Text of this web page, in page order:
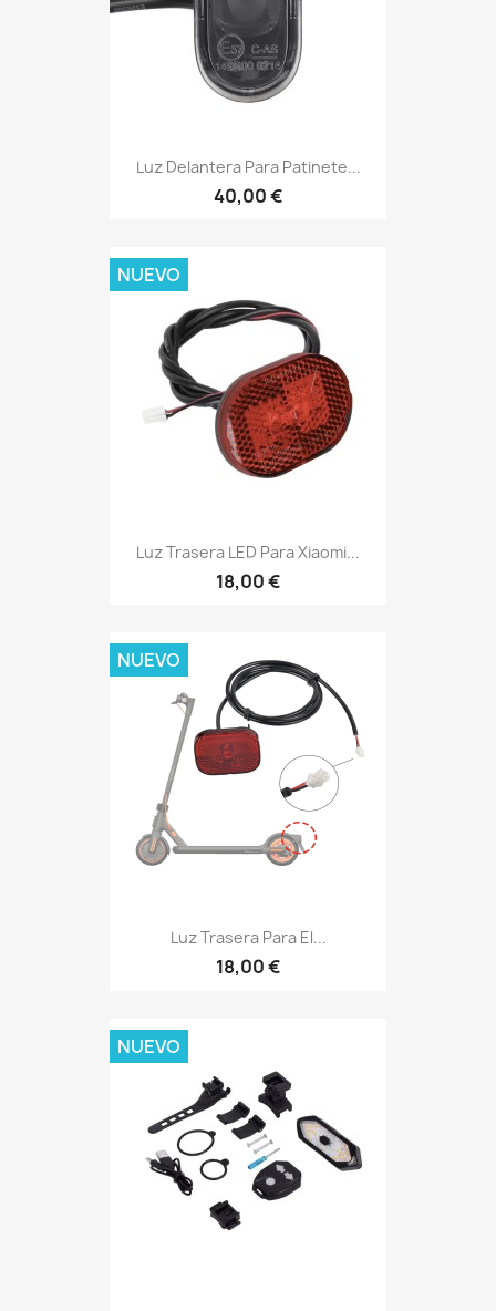
Luz Delantera Para Patinete...
40,00 €
Luz Trasera LED Para Xiaomi...
18,00 €
NUEVO
Luz Trasera Para El...
18,00 €
NUEVO
NUEVO